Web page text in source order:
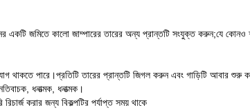
একটি জমিতে কালো জাম্পারের তারের অন্য প্রান্তটি সংযুক্ত করুন;যে
পারে।প্রতিটি তারের প্রান্তটি জিগল করুন এবং গাড়িটি আবার শুরু
ধনাত্মক, ধনাত্মক।
করার জন্য বিকল্পটির পর্যাপ্ত সময় থাকে